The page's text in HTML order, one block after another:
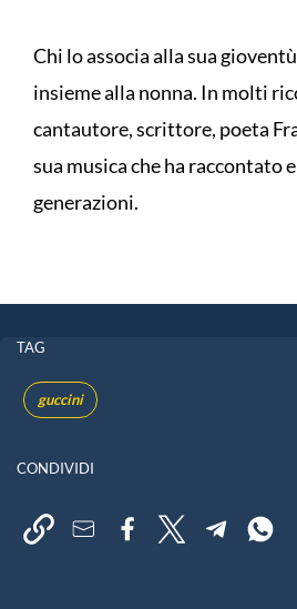
Chi lo associa alla sua
insieme alla nonna. In molti
cantautore, scrittore, poeta
sua musica che ha raccontato
generazioni.
TAG
guccini
CONDIVIDI